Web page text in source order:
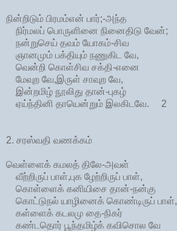
நின்றிடும் பிரமம்என் பார்;-அந்த
நிர்மலப் பொருளினை நினைதிடு வேன்;
நன்றுசெய் தவம் யோகம்-சிவ
ஞானமும் பக்தியும் நணுகிட வே,
வென்றி கொள்சிவ சக்தி-எனை
மேவுற வே,இருள் சாவுற வே,
இன்றமிழ் நூலிது தான்-புகழ்
ஏய்ந்தினி தாயென்றும் இலகிடவே. 2
2. சரஸ்வதி வணக்கம்
வெள்ளைக் கமலத் திலே-அவள்
வீற்றிருப் பாள்,புக ழேற்றிருப் பாள்,
கொள்ளைக் கனியிசை தான்-நன்கு
கொட்டுநல் யாழினைக் கொண்டிருப் பாள்,
கள்ளைக் கடலமு தை-நிகர்
கண்டதொர் பூந்தமிழ்க் கவிசொல வே